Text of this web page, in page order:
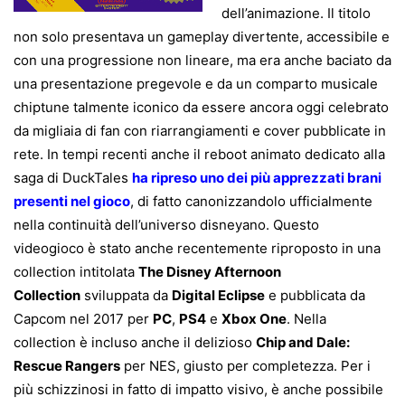
dell’animazione. Il titolo
non solo presentava un gameplay divertente, accessibile e
con una progressione non lineare, ma era anche baciato da
una presentazione pregevole e da un comparto musicale
chiptune talmente iconico da essere ancora oggi celebrato
da migliaia di fan con riarrangiamenti e cover pubblicate in
rete. In tempi recenti anche il reboot animato dedicato alla
saga di DuckTales ha ripreso uno dei più apprezzati brani
presenti nel gioco, di fatto canonizzandolo ufficialmente
nella continuità dell’universo disneyano. Questo
videogioco è stato anche recentemente riproposto in una
collection intitolata The Disney Afternoon
Collection sviluppata da Digital Eclipse e pubblicata da
Capcom nel 2017 per PC, PS4 e Xbox One. Nella
collection è incluso anche il delizioso Chip and Dale:
Rescue Rangers per NES, giusto per completezza. Per i
più schizzinosi in fatto di impatto visivo, è anche possibile